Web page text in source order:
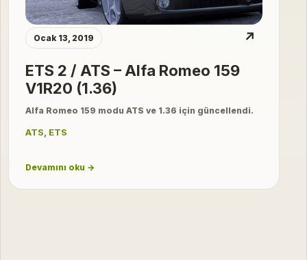
Ocak 13, 2019 ↗
ETS 2 / ATS – Alfa Romeo 159
V1R20 (1.36)
Alfa Romeo 159 modu ATS ve 1.36 için güncellendi.
ATS, ETS
Devamını oku →